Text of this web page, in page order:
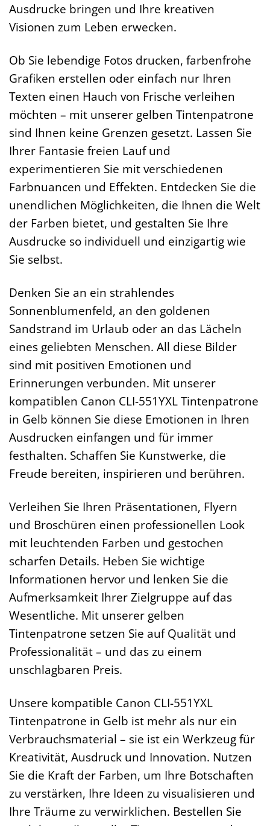
Ausdrucke bringen und Ihre kreativen
Visionen zum Leben erwecken.
Ob Sie lebendige Fotos drucken, farbenfrohe
Grafiken erstellen oder einfach nur Ihren
Texten einen Hauch von Frische verleihen
möchten – mit unserer gelben Tintenpatrone
sind Ihnen keine Grenzen gesetzt. Lassen Sie
Ihrer Fantasie freien Lauf und
experimentieren Sie mit verschiedenen
Farbnuancen und Effekten. Entdecken Sie die
unendlichen Möglichkeiten, die Ihnen die Welt
der Farben bietet, und gestalten Sie Ihre
Ausdrucke so individuell und einzigartig wie
Sie selbst.
Denken Sie an ein strahlendes
Sonnenblumenfeld, an den goldenen
Sandstrand im Urlaub oder an das Lächeln
eines geliebten Menschen. All diese Bilder
sind mit positiven Emotionen und
Erinnerungen verbunden. Mit unserer
kompatiblen Canon CLI-551YXL Tintenpatrone
in Gelb können Sie diese Emotionen in Ihren
Ausdrucken einfangen und für immer
festhalten. Schaffen Sie Kunstwerke, die
Freude bereiten, inspirieren und berühren.
Verleihen Sie Ihren Präsentationen, Flyern
und Broschüren einen professionellen Look
mit leuchtenden Farben und gestochen
scharfen Details. Heben Sie wichtige
Informationen hervor und lenken Sie die
Aufmerksamkeit Ihrer Zielgruppe auf das
Wesentliche. Mit unserer gelben
Tintenpatrone setzen Sie auf Qualität und
Professionalität – und das zu einem
unschlagbaren Preis.
Unsere kompatible Canon CLI-551YXL
Tintenpatrone in Gelb ist mehr als nur ein
Verbrauchsmaterial – sie ist ein Werkzeug für
Kreativität, Ausdruck und Innovation. Nutzen
Sie die Kraft der Farben, um Ihre Botschaften
zu verstärken, Ihre Ideen zu visualisieren und
Ihre Träume zu verwirklichen. Bestellen Sie